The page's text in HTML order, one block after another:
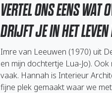
VERTEL ONS EENS WAT
DRIJFT JE IN HET
Imre van Leeuwen (1970) uit
en mijn dochtertje Lua-Jo).
vaak. Hannah is Interieur
fijne plek gemaakt waar we